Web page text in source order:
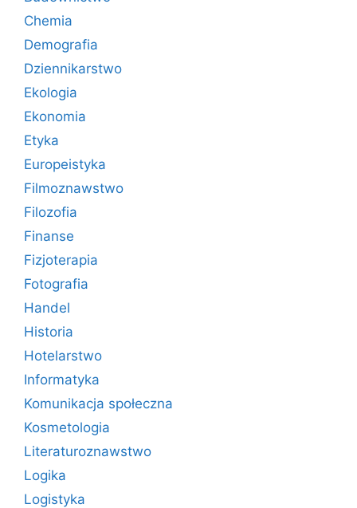
Chemia
Demografia
Dziennikarstwo
Ekologia
Ekonomia
Etyka
Europeistyka
Filmoznawstwo
Filozofia
Finanse
Fizjoterapia
Fotografia
Handel
Historia
Hotelarstwo
Informatyka
Komunikacja społeczna
Kosmetologia
Literaturoznawstwo
Logika
Logistyka